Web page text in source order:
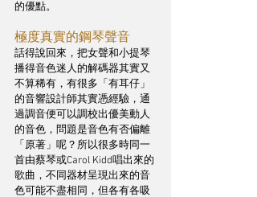
的優點。
極度真實的鋼琴聲音
話得說回來，把女聲和小提琴
播得音色迷人的解碼器其實又
不算稀有，有很多「有耳仔」
的音響設計師其實憑經驗，通
過調音便可以調校出優美動人
的音色，問題是音色有否偏離
「原著」呢？所以很多時同一
首由蔡琴或Carol Kidd唱出來的
歌曲，不同器材呈現出來的音
色可能不盡相同，但各有各吸